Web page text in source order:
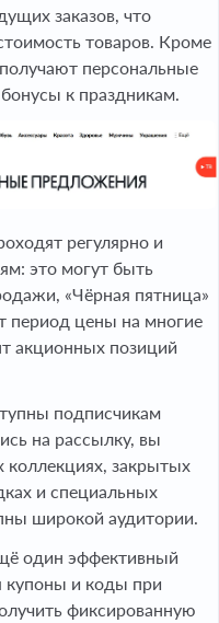
заказов, что
товаров. Кроме
персональные
к праздникам.
регулярно и
это могут быть
«Чёрная пятница»
период цены на многие
акционных позиций
подписчикам
на рассылку, вы
коллекциях, закрытых
и специальных
широкой аудитории.
один эффективный
купоны и коды при
фиксированную